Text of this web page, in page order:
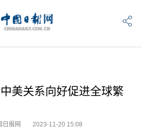
美关系向好促进全球繁
日报网 2023-11-20 15:08